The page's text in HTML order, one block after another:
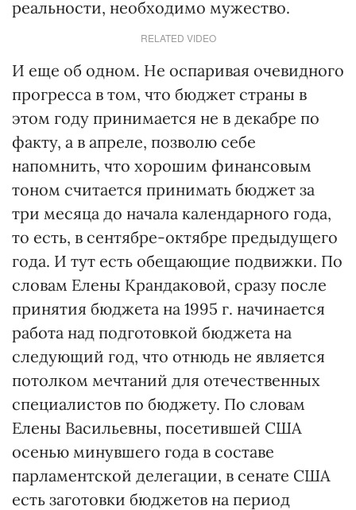
реальности, необходимо мужество.
RELATED VIDEO
И еще об одном. Не оспаривая очевидного
прогресса в том, что бюджет страны в
этом году принимается не в декабре по
факту, а в апреле, позволю себе
напомнить, что хорошим финансовым
тоном считается принимать бюджет за
три месяца до начала календарного года,
то есть, в сентябре-октябре предыдущего
года. И тут есть обещающие подвижки. По
словам Елены Крандаковой, сразу после
принятия бюджета на 1995 г. начинается
работа над подготовкой бюджета на
следующий год, что отнюдь не является
потолком мечтаний для отечественных
специалистов по бюджету. По словам
Елены Васильевны, посетившей США
осенью минувшего года в составе
парламентской делегации, в сенате США
есть заготовки бюджетов на период